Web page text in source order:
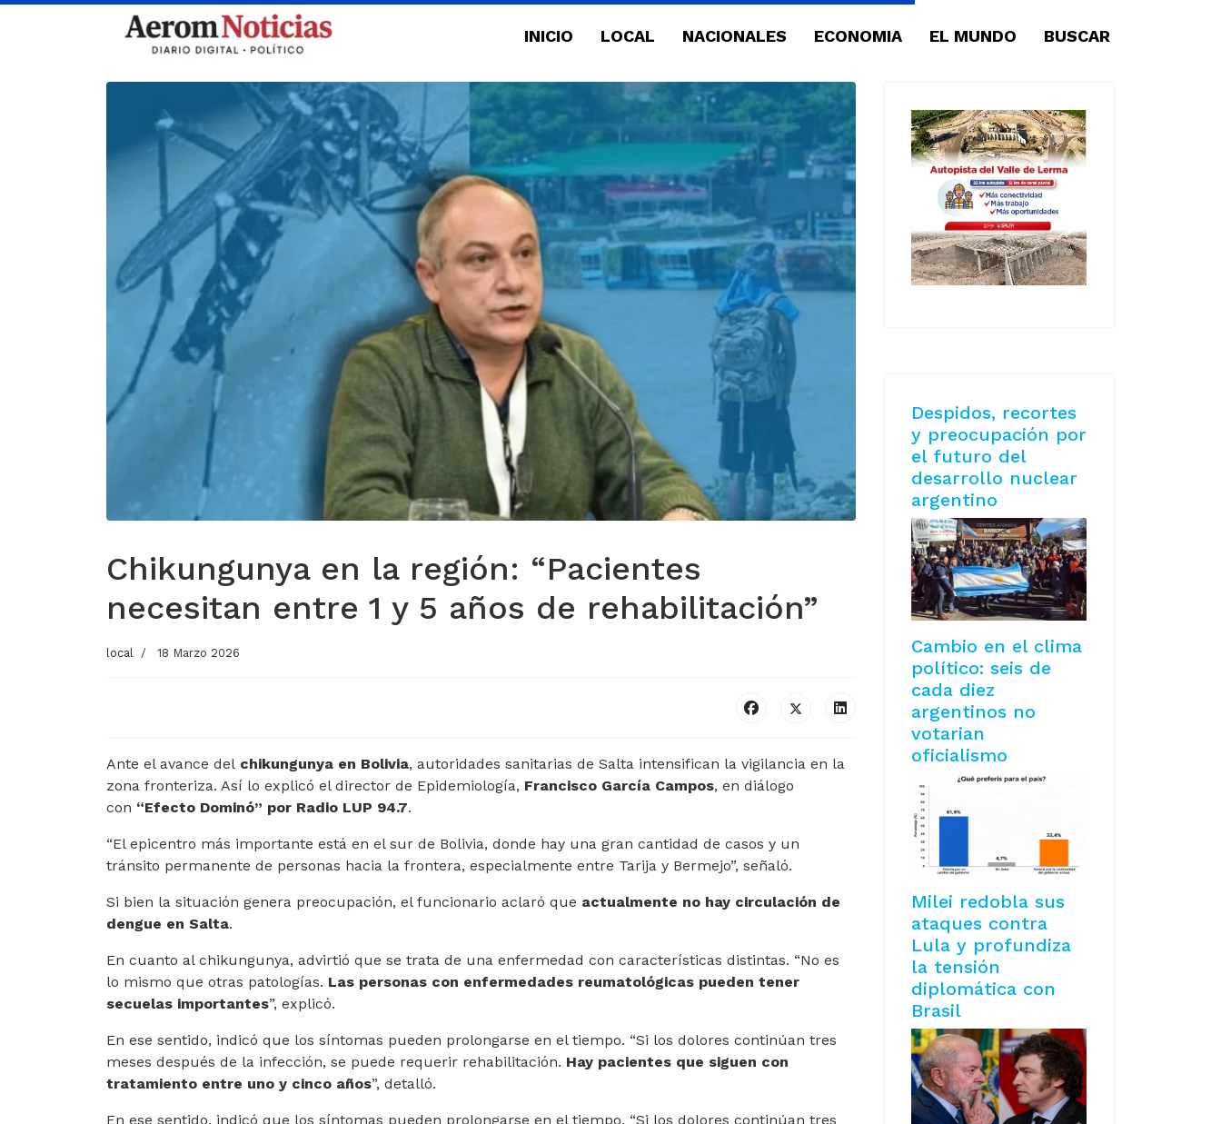
INICIO LOCAL NACIONALES ECONOMIA EL MUNDO BUSCAR
Chikungunya en la región: “Pacientes
necesitan entre 1 y 5 años de rehabilitación”
local 18 Marzo 2026
Ante el avance del chikungunya en Bolivia, autoridades sanitarias de Salta intensifican la vigilancia en la
zona fronteriza. Así lo explicó el director de Epidemiología, Francisco García Campos, en diálogo
con “Efecto Dominó” por Radio LUP 94.7.
“El epicentro más importante está en el sur de Bolivia, donde hay una gran cantidad de casos y un
tránsito permanente de personas hacia la frontera, especialmente entre Tarija y Bermejo”, señaló.
Si bien la situación genera preocupación, el funcionario aclaró que actualmente no hay circulación de
dengue en Salta.
En cuanto al chikungunya, advirtió que se trata de una enfermedad con características distintas. “No es
lo mismo que otras patologías. Las personas con enfermedades reumatológicas pueden tener
secuelas importantes”, explicó.
En ese sentido, indicó que los síntomas pueden prolongarse en el tiempo. “Si los dolores continúan tres
meses después de la infección, se puede requerir rehabilitación. Hay pacientes que siguen con
tratamiento entre uno y cinco años”, detalló.
En ese sentido, indicó que los síntomas pueden prolongarse en el tiempo. “Si los dolores continúan tres
Despidos, recortes
y preocupación por
el futuro del
desarrollo nuclear
argentino
Cambio en el clima
político: seis de
cada diez
argentinos no
votarian
oficialismo
Milei redobla sus
ataques contra
Lula y profundiza
la tensión
diplomática con
Brasil